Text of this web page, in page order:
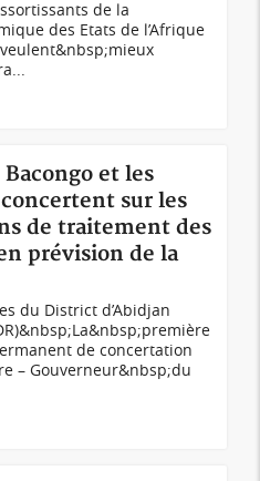
de la
des Etats de l’Afrique
veulent&nbsp;mieux
et les
sur les
de traitement des
prévision de la
du District d’Abidjan
de concertation
– Gouverneur&nbsp;du